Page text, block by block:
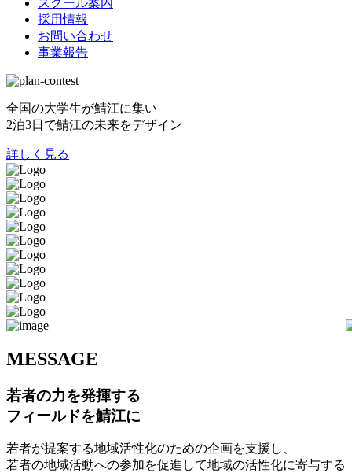
採用情報
お問い合わせ
事業報告
全国の大学生が鯖江に集い
2泊3日で鯖江の未来をデザイン
詳しく見る
MESSAGE
若者の力を発揮する
フィールドを鯖江に
若者が提案する地域活性化のための企画を支援し、
若者の地域活動への参加を促進して地域の活性化に寄与する